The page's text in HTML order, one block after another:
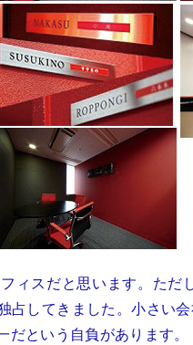
ィスだと思います。ただ
占してきました。小さい
という自負があります。